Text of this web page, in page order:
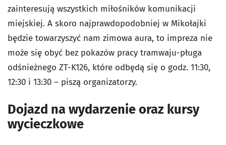
zainteresują wszystkich miłośników komunikacji
miejskiej. A skoro najprawdopodobniej w Mikołajki
będzie towarzyszyć nam zimowa aura, to impreza nie
może się obyć bez pokazów pracy tramwaju-pługa
odśnieżnego ZT-K126, które odbędą się o godz. 11:30,
12:30 i 13:30 – piszą organizatorzy.
Dojazd na wydarzenie oraz kursy
wycieczkowe